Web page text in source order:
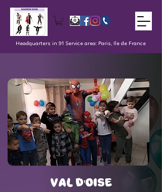
Headquarters in 91 Service area: Paris, Ile de France
val d'oise
val d'oise